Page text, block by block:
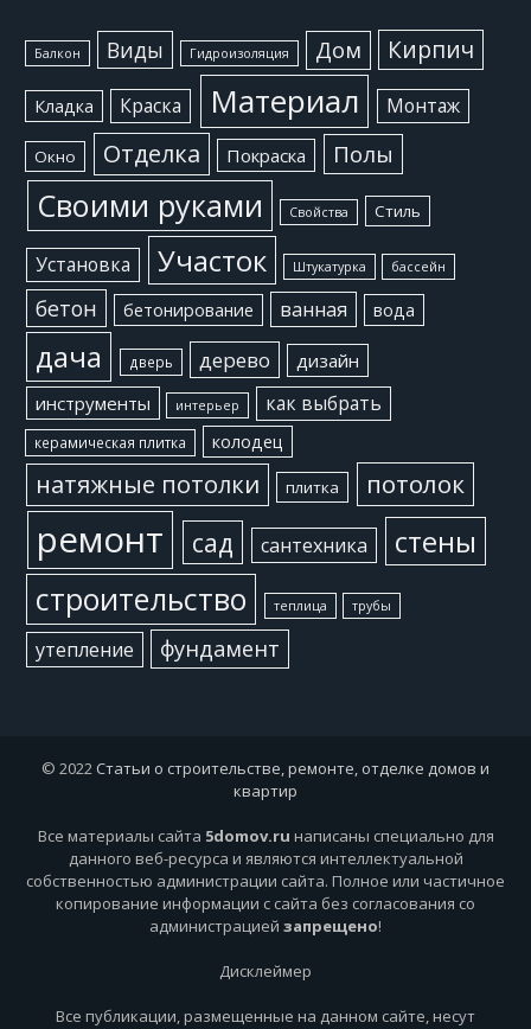
Балкон Виды Гидроизоляция Дом Кирпич
Кладка Краска Материал Монтаж
Окно Отделка Покраска Полы
Своими руками Свойства Стиль
Установка Участок Штукатурка бассейн
бетон бетонирование ванная вода
дача дверь дерево
дизайн
инструменты
интерьер как выбрать
керамическая плитка колодец
натяжные потолки плитка потолок
ремонт сад сантехника
стены
строительство
теплица трубы
утепление фундамент
© 2022 Статьи о строительстве, ремонте, отделке домов и
квартир
Все материалы сайта 5domov.ru написаны специально для
данного веб-ресурса и являются интеллектуальной
собственностью администрации сайта. Полное или частичное
копирование информации с сайта без согласования со
администрацией запрещено!
Дисклеймер
Все публикации, размещенные на данном сайте, несут